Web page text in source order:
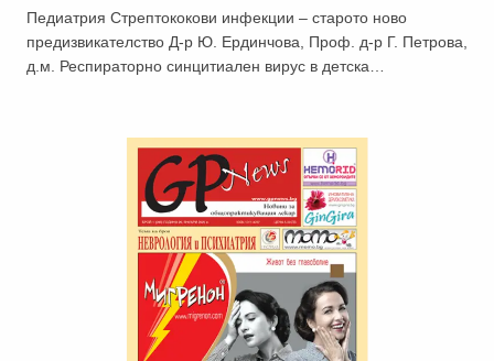
Педиатрия Стрептококови инфекции – старото ново
предизвикателство Д-р Ю. Ердинчова, Проф. д-р Г. Петрова,
д.м. Респираторно синцитиален вирус в детска…